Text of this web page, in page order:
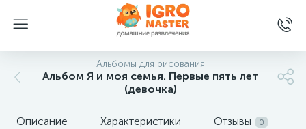
Альбомы для рисования
Альбом Я и моя семья. Первые пять лет
(девочка)
Описание Характеристики Отзывы 0